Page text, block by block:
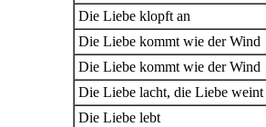
Die Liebe klopft an
Die Liebe kommt wie der Wind
Die Liebe kommt wie der Wind
Die Liebe lacht, die Liebe weint
Die Liebe lebt